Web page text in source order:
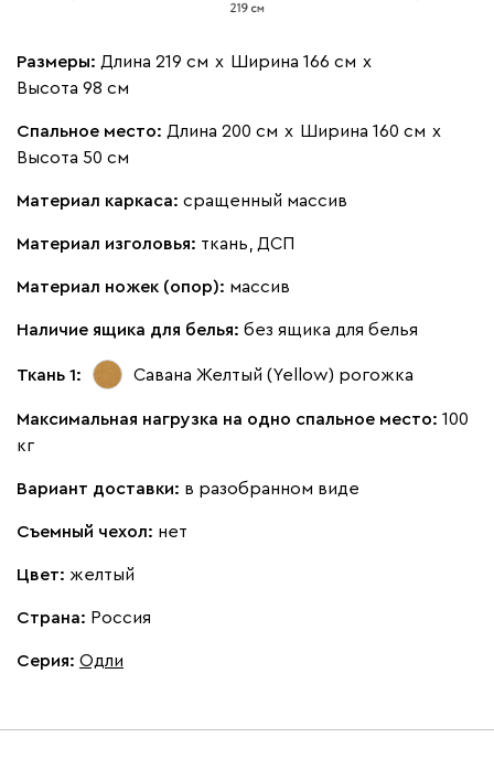
Размеры: Длина 219 см х Ширина 166 см х
Высота 98 см
Спальное место: Длина 200 см х Ширина 160 см х
Высота 50 см
Материал каркаса: сращенный массив
Материал изголовья: ткань, ДСП
Материал ножек (опор): массив
Наличие ящика для белья: без ящика для белья
Ткань 1: Савана Желтый (Yellow) рогожка
Максимальная нагрузка на одно спальное место: 100
кг
Вариант доставки: в разобранном виде
Съемный чехол: нет
Цвет: желтый
Страна: Россия
Серия: Одли